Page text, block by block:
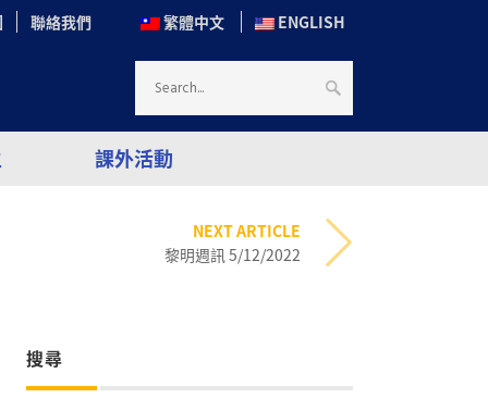
繁體中文 ENGLISH
聯絡我們
課外活動
NEXT ARTICLE
黎明週訊 5/12/2022
搜尋